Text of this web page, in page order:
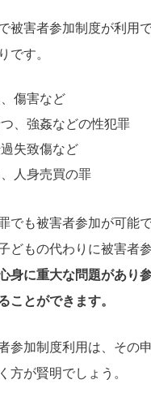
被害者参加制度が利用
です。
傷害など
、強姦などの性犯罪
失致傷など
人身売買の罪
でも被害者参加が可能
どもの代わりに被害者
身に重大な問題があり
ことができます。
参加制度利用は、その
方が賢明でしょう。